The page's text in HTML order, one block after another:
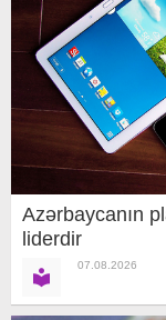
Azərbaycanın
liderdir
07.08.2026